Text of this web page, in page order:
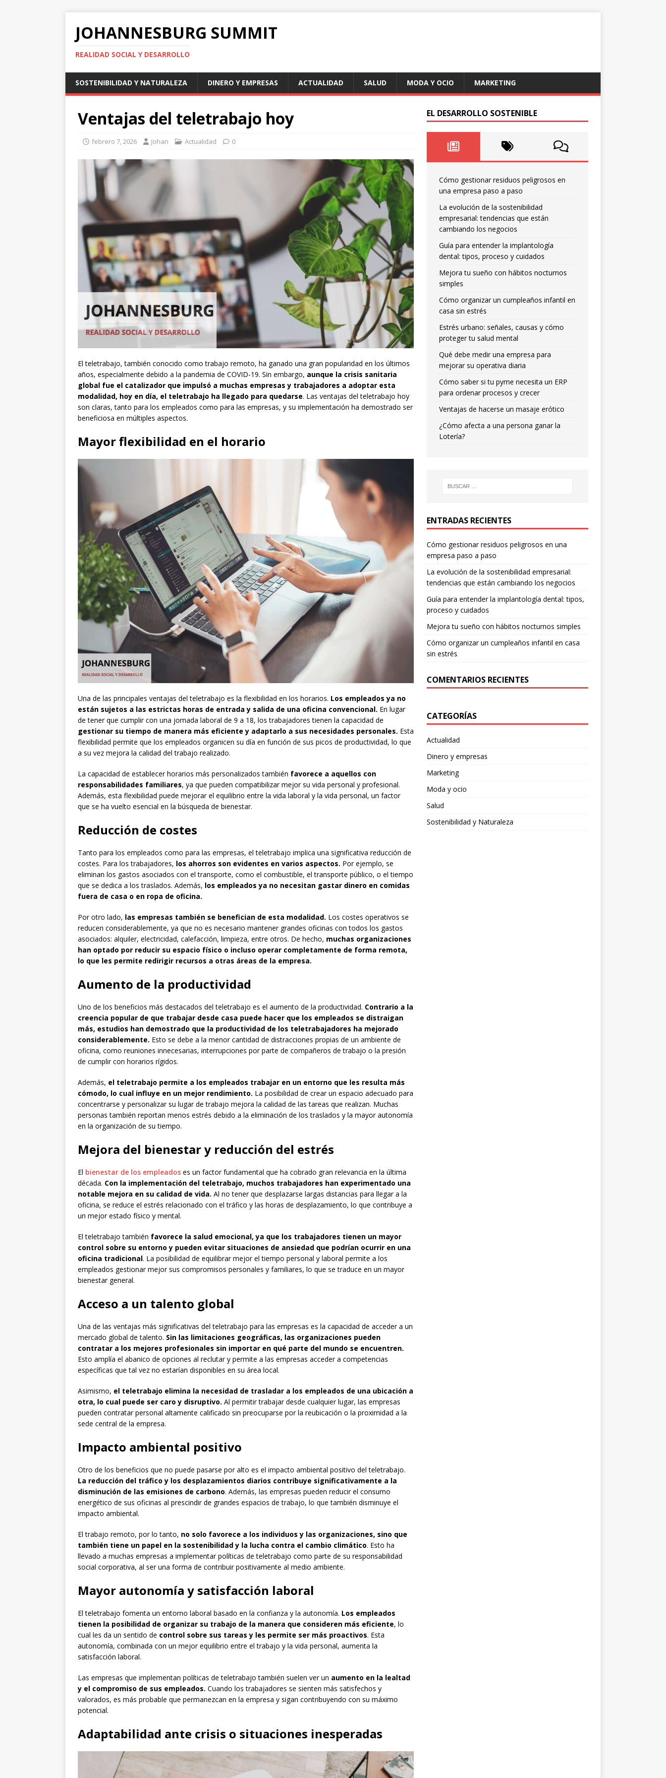
JOHANNESBURG SUMMIT
REALIDAD SOCIAL Y DESARROLLO
SOSTENIBILIDAD Y NATURALEZA DINERO Y EMPRESAS ACTUALIDAD SALUD MODA Y OCIO MARKETING
Ventajas del teletrabajo hoy
febrero 7, 2026 Johan Actualidad 0
El teletrabajo, también conocido como trabajo remoto, ha ganado una gran popularidad en los últimos
años, especialmente debido a la pandemia de COVID-19. Sin embargo, aunque la crisis sanitaria
global fue el catalizador que impulsó a muchas empresas y trabajadores a adoptar esta
modalidad, hoy en día, el teletrabajo ha llegado para quedarse. Las ventajas del teletrabajo hoy
son claras, tanto para los empleados como para las empresas, y su implementación ha demostrado ser
beneficiosa en múltiples aspectos.
Mayor flexibilidad en el horario
Una de las principales ventajas del teletrabajo es la flexibilidad en los horarios. Los empleados ya no
están sujetos a las estrictas horas de entrada y salida de una oficina convencional. En lugar
de tener que cumplir con una jornada laboral de 9 a 18, los trabajadores tienen la capacidad de
gestionar su tiempo de manera más eficiente y adaptarlo a sus necesidades personales. Esta
flexibilidad permite que los empleados organicen su día en función de sus picos de productividad, lo que
a su vez mejora la calidad del trabajo realizado.
La capacidad de establecer horarios más personalizados también favorece a aquellos con
responsabilidades familiares, ya que pueden compatibilizar mejor su vida personal y profesional.
Además, esta flexibilidad puede mejorar el equilibrio entre la vida laboral y la vida personal, un factor
que se ha vuelto esencial en la búsqueda de bienestar.
Reducción de costes
Tanto para los empleados como para las empresas, el teletrabajo implica una significativa reducción de
costes. Para los trabajadores, los ahorros son evidentes en varios aspectos. Por ejemplo, se
eliminan los gastos asociados con el transporte, como el combustible, el transporte público, o el tiempo
que se dedica a los traslados. Además, los empleados ya no necesitan gastar dinero en comidas
fuera de casa o en ropa de oficina.
Por otro lado, las empresas también se benefician de esta modalidad. Los costes operativos se
reducen considerablemente, ya que no es necesario mantener grandes oficinas con todos los gastos
asociados: alquiler, electricidad, calefacción, limpieza, entre otros. De hecho, muchas organizaciones
han optado por reducir su espacio físico o incluso operar completamente de forma remota,
lo que les permite redirigir recursos a otras áreas de la empresa.
Aumento de la productividad
Uno de los beneficios más destacados del teletrabajo es el aumento de la productividad. Contrario a la
creencia popular de que trabajar desde casa puede hacer que los empleados se distraigan
más, estudios han demostrado que la productividad de los teletrabajadores ha mejorado
considerablemente. Esto se debe a la menor cantidad de distracciones propias de un ambiente de
oficina, como reuniones innecesarias, interrupciones por parte de compañeros de trabajo o la presión
de cumplir con horarios rígidos.
Además, el teletrabajo permite a los empleados trabajar en un entorno que les resulta más
cómodo, lo cual influye en un mejor rendimiento. La posibilidad de crear un espacio adecuado para
concentrarse y personalizar su lugar de trabajo mejora la calidad de las tareas que realizan. Muchas
personas también reportan menos estrés debido a la eliminación de los traslados y la mayor autonomía
en la organización de su tiempo.
Mejora del bienestar y reducción del estrés
El bienestar de los empleados es un factor fundamental que ha cobrado gran relevancia en la última
década. Con la implementación del teletrabajo, muchos trabajadores han experimentado una
notable mejora en su calidad de vida. Al no tener que desplazarse largas distancias para llegar a la
oficina, se reduce el estrés relacionado con el tráfico y las horas de desplazamiento, lo que contribuye a
un mejor estado físico y mental.
El teletrabajo también favorece la salud emocional, ya que los trabajadores tienen un mayor
control sobre su entorno y pueden evitar situaciones de ansiedad que podrían ocurrir en una
oficina tradicional. La posibilidad de equilibrar mejor el tiempo personal y laboral permite a los
empleados gestionar mejor sus compromisos personales y familiares, lo que se traduce en un mayor
bienestar general.
Acceso a un talento global
Una de las ventajas más significativas del teletrabajo para las empresas es la capacidad de acceder a un
mercado global de talento. Sin las limitaciones geográficas, las organizaciones pueden
contratar a los mejores profesionales sin importar en qué parte del mundo se encuentren.
Esto amplía el abanico de opciones al reclutar y permite a las empresas acceder a competencias
específicas que tal vez no estarían disponibles en su área local.
Asimismo, el teletrabajo elimina la necesidad de trasladar a los empleados de una ubicación a
otra, lo cual puede ser caro y disruptivo. Al permitir trabajar desde cualquier lugar, las empresas
pueden contratar personal altamente calificado sin preocuparse por la reubicación o la proximidad a la
sede central de la empresa.
Impacto ambiental positivo
Otro de los beneficios que no puede pasarse por alto es el impacto ambiental positivo del teletrabajo.
La reducción del tráfico y los desplazamientos diarios contribuye significativamente a la
disminución de las emisiones de carbono. Además, las empresas pueden reducir el consumo
energético de sus oficinas al prescindir de grandes espacios de trabajo, lo que también disminuye el
impacto ambiental.
El trabajo remoto, por lo tanto, no solo favorece a los individuos y las organizaciones, sino que
también tiene un papel en la sostenibilidad y la lucha contra el cambio climático. Esto ha
llevado a muchas empresas a implementar políticas de teletrabajo como parte de su responsabilidad
social corporativa, al ser una forma de contribuir positivamente al medio ambiente.
Mayor autonomía y satisfacción laboral
El teletrabajo fomenta un entorno laboral basado en la confianza y la autonomía. Los empleados
tienen la posibilidad de organizar su trabajo de la manera que consideren más eficiente, lo
cual les da un sentido de control sobre sus tareas y les permite ser más proactivos. Esta
autonomía, combinada con un mejor equilibrio entre el trabajo y la vida personal, aumenta la
satisfacción laboral.
Las empresas que implementan políticas de teletrabajo también suelen ver un aumento en la lealtad
y el compromiso de sus empleados. Cuando los trabajadores se sienten más satisfechos y
valorados, es más probable que permanezcan en la empresa y sigan contribuyendo con su máximo
potencial.
Adaptabilidad ante crisis o situaciones inesperadas
EL DESARROLLO SOSTENIBLE
Cómo gestionar residuos peligrosos en
una empresa paso a paso
La evolución de la sostenibilidad
empresarial: tendencias que están
cambiando los negocios
Guía para entender la implantología
dental: tipos, proceso y cuidados
Mejora tu sueño con hábitos nocturnos
simples
Cómo organizar un cumpleaños infantil en
casa sin estrés
Estrés urbano: señales, causas y cómo
proteger tu salud mental
Qué debe medir una empresa para
mejorar su operativa diaria
Cómo saber si tu pyme necesita un ERP
para ordenar procesos y crecer
Ventajas de hacerse un masaje erótico
¿Cómo afecta a una persona ganar la
Lotería?
ENTRADAS RECIENTES
Cómo gestionar residuos peligrosos en una
empresa paso a paso
La evolución de la sostenibilidad empresarial:
tendencias que están cambiando los negocios
Guía para entender la implantología dental: tipos,
proceso y cuidados
Mejora tu sueño con hábitos nocturnos simples
Cómo organizar un cumpleaños infantil en casa
sin estrés
COMENTARIOS RECIENTES
CATEGORÍAS
Actualidad
Dinero y empresas
Marketing
Moda y ocio
Salud
Sostenibilidad y Naturaleza